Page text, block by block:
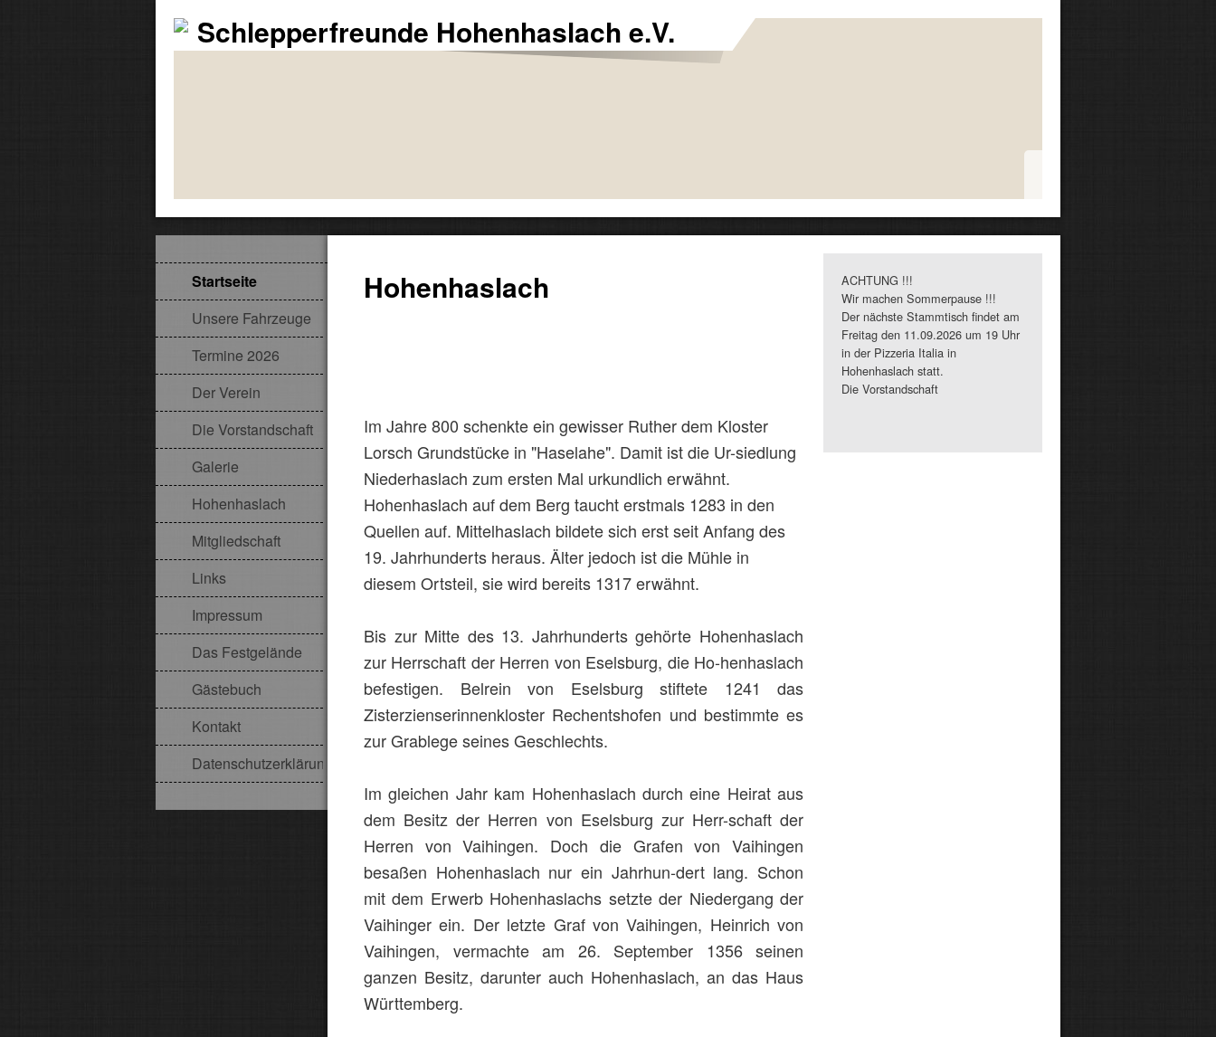
Schlepperfreunde Hohenhaslach e.V.
Startseite
Unsere Fahrzeuge
Termine 2026
Der Verein
Die Vorstandschaft
Galerie
Hohenhaslach
Mitgliedschaft
Links
Impressum
Das Festgelände
Gästebuch
Kontakt
Datenschutzerklärung
Hohenhaslach
Im Jahre 800 schenkte ein gewisser Ruther dem Kloster
Lorsch Grundstücke in "Haselahe". Damit ist die Ur-siedlung
Niederhaslach zum ersten Mal urkundlich erwähnt.
Hohenhaslach auf dem Berg taucht erstmals 1283 in den
Quellen auf. Mittelhaslach bildete sich erst seit Anfang des
19. Jahrhunderts heraus. Älter jedoch ist die Mühle in
diesem Ortsteil, sie wird bereits 1317 erwähnt.
Bis zur Mitte des 13. Jahrhunderts gehörte Hohenhaslach
zur Herrschaft der Herren von Eselsburg, die Ho-henhaslach
befestigen. Belrein von Eselsburg stiftete 1241 das
Zisterzienserinnenkloster Rechentshofen und bestimmte es
zur Grablege seines Geschlechts.
Im gleichen Jahr kam Hohenhaslach durch eine Heirat aus
dem Besitz der Herren von Eselsburg zur Herr-schaft der
Herren von Vaihingen. Doch die Grafen von Vaihingen
besaßen Hohenhaslach nur ein Jahrhun-dert lang. Schon
mit dem Erwerb Hohenhaslachs setzte der Niedergang der
Vaihinger ein. Der letzte Graf von Vaihingen, Heinrich von
Vaihingen, vermachte am 26. September 1356 seinen
ganzen Besitz, darunter auch Hohenhaslach, an das Haus
Württemberg.
ACHTUNG !!!
Wir machen Sommerpause !!!
Der nächste Stammtisch findet am
Freitag den 11.09.2026 um 19 Uhr
in der Pizzeria Italia in
Hohenhaslach statt.
Die Vorstandschaft